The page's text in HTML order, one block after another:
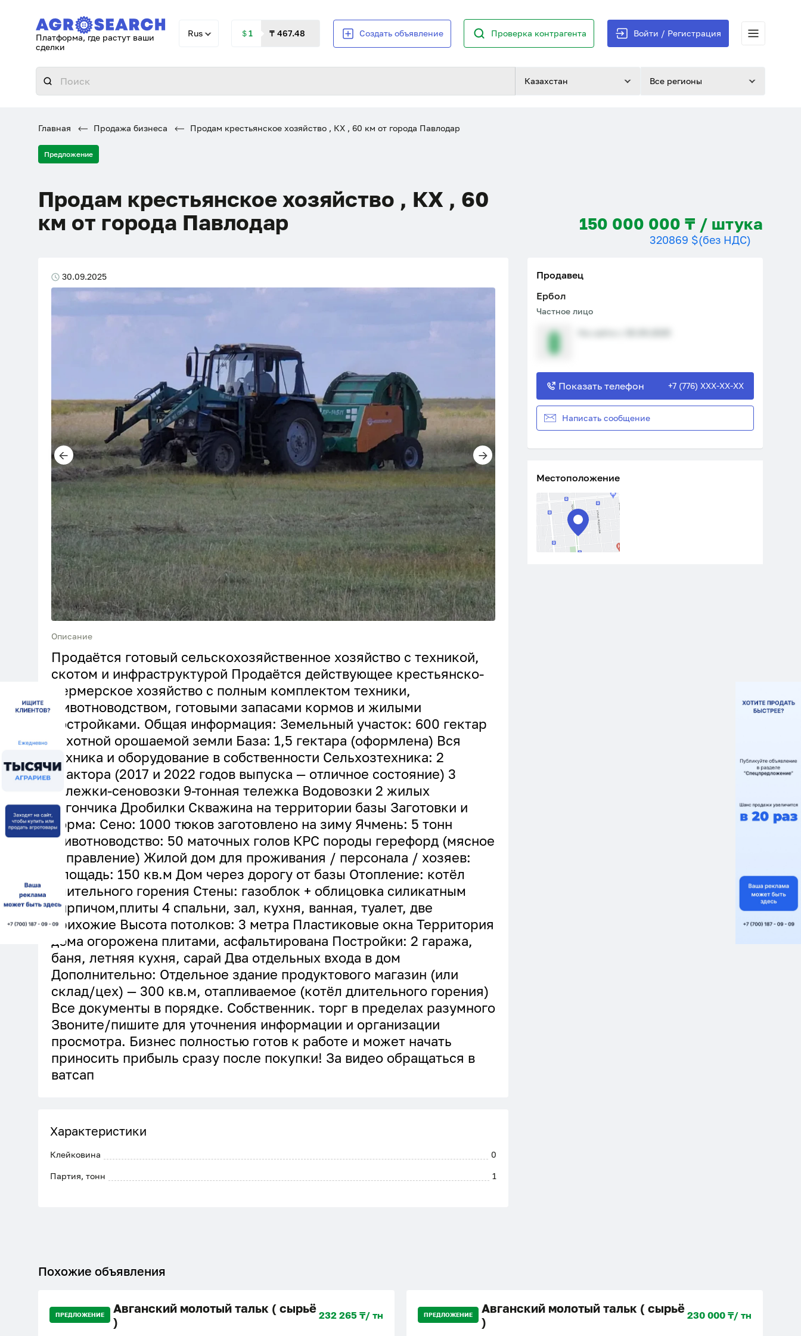
Платформа, где растут ваши
сделки
Rus ＄1 ₸ 467.48 Создать объявление Проверка контрагента Войти / Регистрация
Казахстан Все регионы
Главная Продажа бизнеса Продам крестьянское хозяйство , КХ , 60 км от города Павлодар
Предложение
Продам крестьянское хозяйство , КХ , 60
км от города Павлодар
150 000 000 ₸ / штука
320869 $(без НДС)
30.09.2025
Описание
Продаётся готовый сельскохозяйственное хозяйство с техникой,
скотом и инфраструктурой Продаётся действующее крестьянско-
фермерское хозяйство с полным комплектом техники,
животноводством, готовыми запасами кормов и жилыми
постройками. Общая информация: Земельный участок: 600 гектар
пахотной орошаемой земли База: 1,5 гектара (оформлена) Вся
техника и оборудование в собственности Сельхозтехника: 2
трактора (2017 и 2022 годов выпуска — отличное состояние) 3
тележки-сеновозки 9-тонная тележка Водовозки 2 жилых
вагончика Дробилки Скважина на территории базы Заготовки и
корма: Сено: 1000 тюков заготовлено на зиму Ячмень: 5 тонн
Животноводство: 50 маточных голов КРС породы герефорд (мясное
направление) Жилой дом для проживания / персонала / хозяев:
Площадь: 150 кв.м Дом через дорогу от базы Отопление: котёл
длительного горения Стены: газоблок + облицовка силикатным
кирпичом,плиты 4 спальни, зал, кухня, ванная, туалет, две
прихожие Высота потолков: 3 метра Пластиковые окна Территория
дома огорожена плитами, асфальтирована Постройки: 2 гаража,
баня, летняя кухня, сарай Два отдельных входа в дом
Дополнительно: Отдельное здание продуктового магазин (или
склад/цех) — 300 кв.м, отапливаемое (котёл длительного горения)
Все документы в порядке. Собственник. торг в пределах разумного
Звоните/пишите для уточнения информации и организации
просмотра. Бизнес полностью готов к работе и может начать
приносить прибыль сразу после покупки! За видео обращаться в
ватсап
Характеристики
Клейковина 0
Партия, тонн 1
Продавец
Ербол
Частное лицо
Показать телефон +7 (776) XXX-XX-XX
Написать сообщение
Местоположение
Похожие объявления
ПРЕДЛОЖЕНИЕ
Авганский молотый тальк ( сырьё
)
232 265 ₸/ тн ПРЕДЛОЖЕНИЕ
Авганский молотый тальк ( сырьё
)
230 000 ₸/ тн